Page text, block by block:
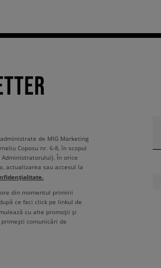
de MIG Marketing
Coposu nr. 6-8, în scopul
În orice
actualizarea sau accesul la
din momentul primirii
ce faci click pe linkul de
cu alte promoții și
comunicări de